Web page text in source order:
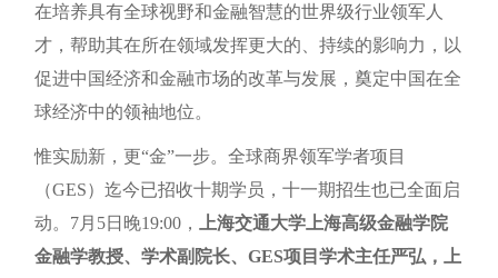
在培养具有全球视野和金融智慧的世界级行业领军人
才，帮助其在所在领域发挥更大的、持续的影响力，以
促进中国经济和金融市场的改革与发展，奠定中国在全
球经济中的领袖地位。
惟实励新，更“金”一步。全球商界领军学者项目
（GES）迄今已招收十期学员，十一期招生也已全面启
动。7月5日晚19:00，
上海交通大学上海高级金融学院
金融学教授、学术副院长、GES项目学术主任严弘，上